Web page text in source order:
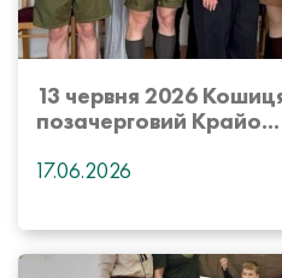
13 червня 2026
позачерговий Крайо...
17.06.2026